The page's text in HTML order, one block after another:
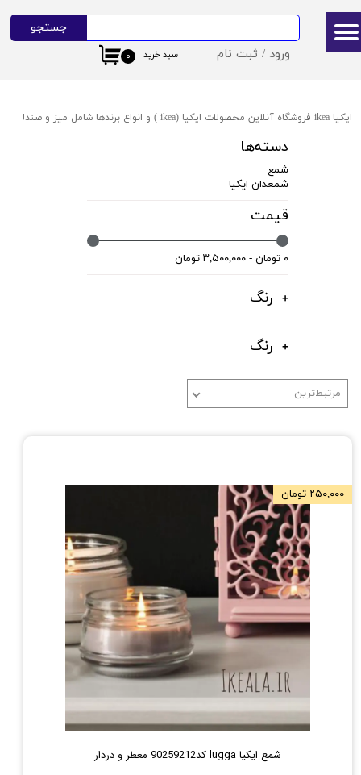
ورود / ثبت نام
حساب کاربری من
سفارشات
خروج از حساب کاربری
جستجو
۰ سبد خرید
ایکیا ikea فروشگاه آنلاین محصولات ایکیا (ikea ) و انواع برندها شامل میز و صندلی ایکیا،ظروف آشپزخانه ایکیا،دکوراسیون ایکیا،روشنایی ایکیا،لوازم کودک ایکیا،لوازم سرویس بهداشتی و حمام ایکیا ،کالای خواب آیکیاو ... ارسال به سراسر ایران
دسته‌ها
شمع
شمعدان ایکیا
قیمت
۰ تومان - ۳,۵۰۰,۰۰۰ تومان
رنگ
رنگ
مرتبط‌ترین
شمع ایکیا lugga کد90259212 معطر و دردار
۲۵۰,۰۰۰ تومان